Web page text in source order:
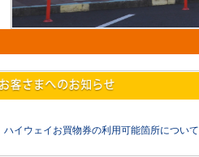
ハイウェイお買物券の利用可能箇所について